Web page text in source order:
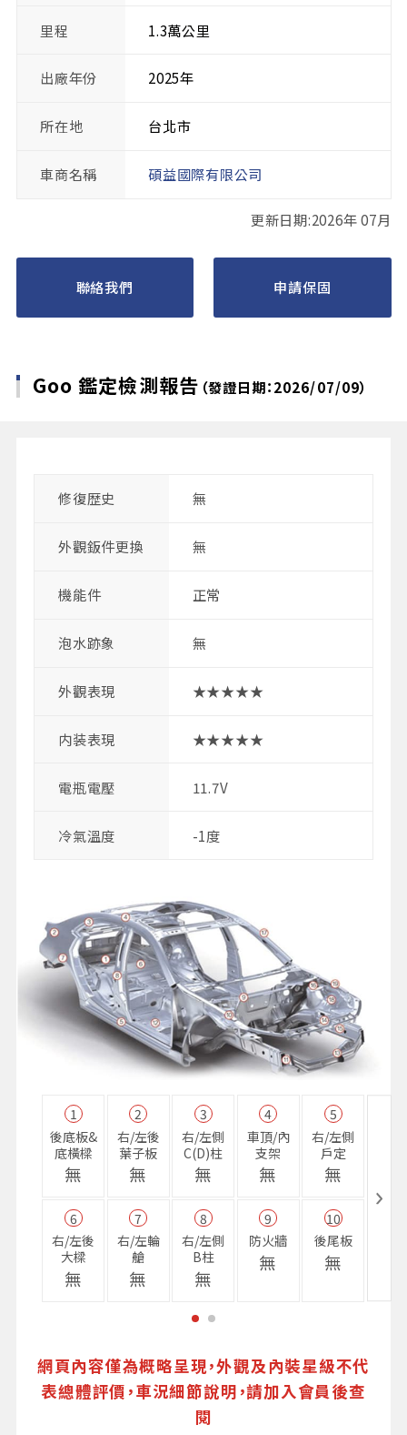
里程 1.3萬公里
出廠年份 2025年
所在地 台北市
車商名稱 碩益國際有限公司
更新日期:2026年 07月
聯絡我們 申請保固
Goo 鑑定檢測報告 （發證日期：2026/07/09）
修復歴史 無
外觀鈑件更換 無
機能件 正常
泡水跡象 無
外觀表現 ★★★★★
内装表現 ★★★★★
電瓶電壓 11.7V
冷氣溫度 -1度
1
後底板&
底橫樑
無
2
右/左後
葉子板
無
3
右/左側
C(D)柱
無
4
車頂/內
支架
無
5
右/左側
戶定
無
6
右/左後
大樑
無
7
右/左輪
艙
無
8
右/左側
B柱
無
9
防火牆
無
10
後尾板
無
網頁內容僅為概略呈現，外觀及內裝星級不代
表總體評價，車況細節說明，請加入會員後查
閱